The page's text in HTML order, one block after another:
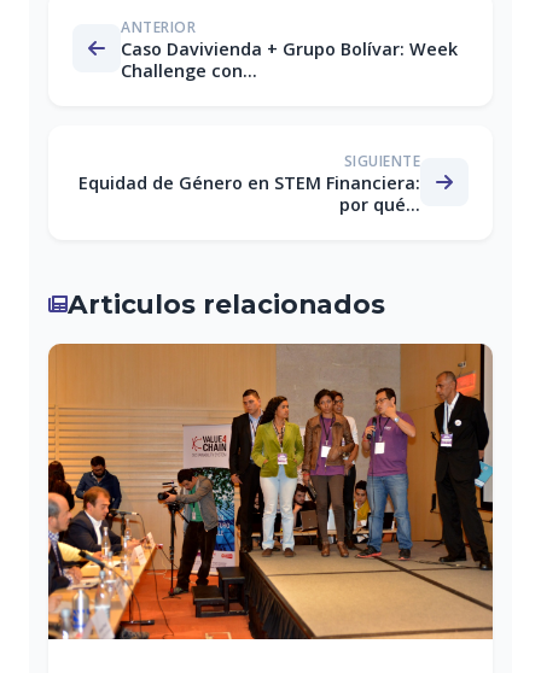
ANTERIOR
Caso Davivienda + Grupo Bolívar: Week
Challenge con...
SIGUIENTE
Equidad de Género en STEM Financiera:
por qué...
Articulos relacionados